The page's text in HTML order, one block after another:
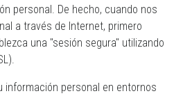
personal. De hecho, cuando nos
a través de Internet, primero
una "sesión segura" utilizando
información personal en entornos